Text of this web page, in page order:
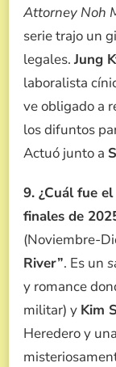
Attorney Noh
serie trajo un
legales. Jung
laboralista
ve obligado a
los difuntos
Actuó junto a
9. ¿Cuál fue
finales de
(Noviembre-
River”. Es un
y romance
militar) y Kim
Heredero y